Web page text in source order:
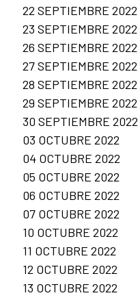
22 SEPTIEMBRE 2022
23 SEPTIEMBRE 2022
26 SEPTIEMBRE 2022
27 SEPTIEMBRE 2022
28 SEPTIEMBRE 2022
29 SEPTIEMBRE 2022
30 SEPTIEMBRE 2022
03 OCTUBRE 2022
04 OCTUBRE 2022
05 OCTUBRE 2022
06 OCTUBRE 2022
07 OCTUBRE 2022
10 OCTUBRE 2022
11 OCTUBRE 2022
12 OCTUBRE 2022
13 OCTUBRE 2022